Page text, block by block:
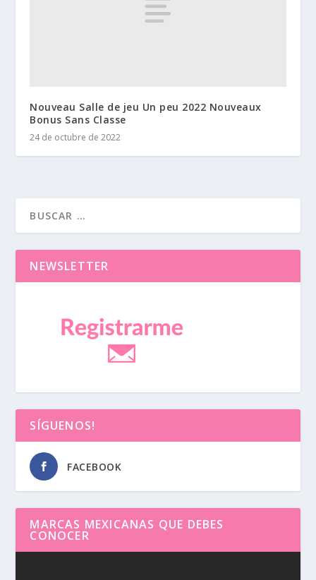
Nouveau Salle de jeu Un peu 2022 Nouveaux
Bonus Sans Classe
24 de octubre de 2022
NEWSLETTER
SÍGUENOS!
FACEBOOK
MARCAS MEXICANAS QUE DEBES
CONOCER